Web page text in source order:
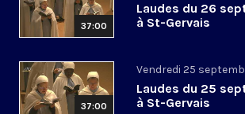
37:00
Laudes du 26
à St-Gervais
37:00
Vendredi 25
Laudes du 25
à St-Gervais